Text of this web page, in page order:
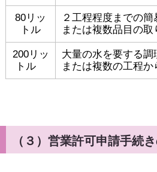
80リッ
トル
２工程程度までの簡
または複数品目の取
200リッ
トル
大量の水を要する調
または複数の工程か
（３）営業許可申請手続